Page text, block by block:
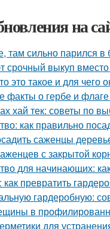
на
там сильно парился в
выкуп вместо
это такое и для чего
факты о гербе и
хай тек: советы по
как правильно
саженцы
с закрытой
для начинающих:
как превратить
гардеробную:
в
для